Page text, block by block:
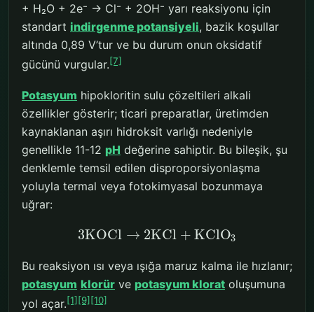
+ H₂O + 2e⁻ → Cl⁻ + 2OH⁻ yarı reaksiyonu için
standart indirgenme potansiyeli, bazik koşullar
altında 0,89 V’tur ve bu durum onun oksidatif
gücünü vurgular.[7]
Potasyum hipokloritin sulu çözeltileri alkali
özellikler gösterir; ticari preparatlar, üretimden
kaynaklanan aşırı hidroksit varlığı nedeniyle
genellikle 11-12 pH değerine sahiptir. Bu bileşik, şu
denklemle temsil edilen disproporsiyonlaşma
yoluyla termal veya fotokimyasal bozunmaya
uğrar:
3KOCl → 2KCl + KClO3
Bu reaksiyon ısı veya ışığa maruz kalma ile hızlanır;
potasyum klorür ve potasyum klorat oluşumuna
yol açar.[1] [9] [10]